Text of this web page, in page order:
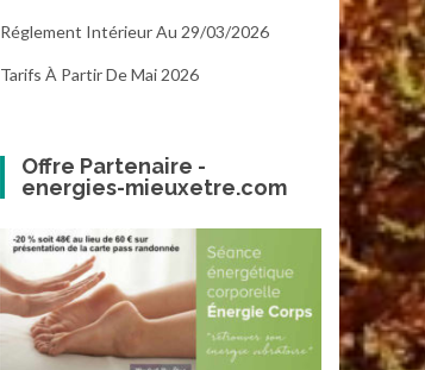
Réglement Intérieur Au 29/03/2026
Tarifs À Partir De Mai 2026
Offre Partenaire -
energies-mieuxetre.com